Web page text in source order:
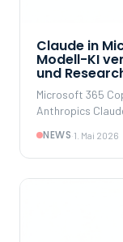
Claude in
Modell-KI
und
Microsoft 365
Anthropics
deutlichen
methodischer
NEWS·1. Mai 2026